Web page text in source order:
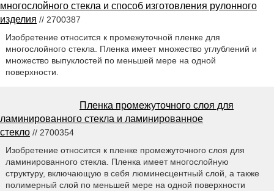
многослойного стекла и способ изготовления рулонного
изделия // 2700387
Изобретение относится к промежуточной пленке для
многослойного стекла. Пленка имеет множество углублений и
множество выпуклостей по меньшей мере на одной
поверхности.
Пленка промежуточного слоя для
ламинированного стекла и ламинированное
стекло // 2700354
Изобретение относится к пленке промежуточного слоя для
ламинированного стекла. Пленка имеет многослойную
структуру, включающую в себя люминесцентный слой, а также
полимерный слой по меньшей мере на одной поверхности